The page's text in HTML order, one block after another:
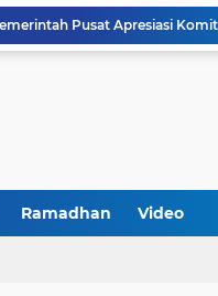
Baru Industri Jasa Keuangan
Ramadhan Video